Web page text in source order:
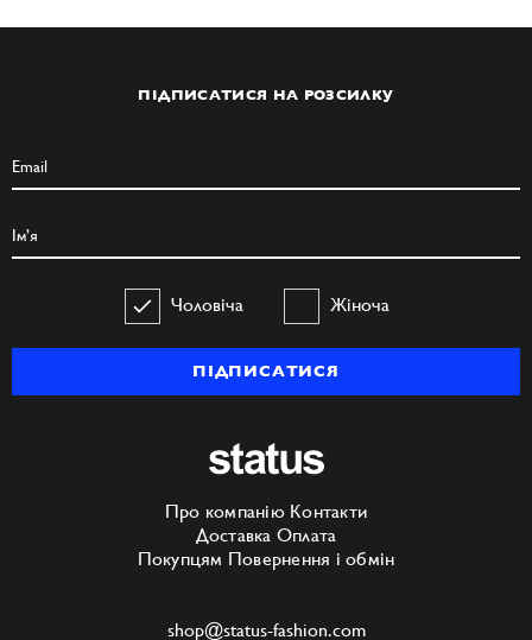
ПІДПИСАТИСЯ НА РОЗСИЛКУ
Чоловіча Жіноча
ПІДПИСАТИСЯ
Про компанію Контакти
Доставка Оплата
Покупцям Повернення і обмін
shop@status-fashion.com